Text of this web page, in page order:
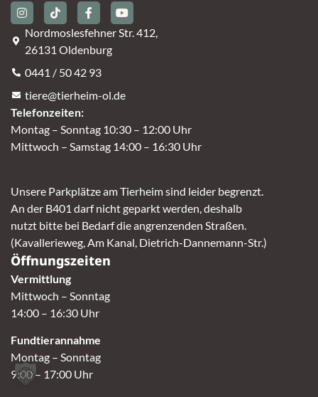
Nordmoslesfehner Str. 412,
26131 Oldenburg
0441 / 50 42 93
tiere@tierheim-ol.de
Telefonzeiten:
Montag – Sonntag 10:30 – 12:00 Uhr
Mittwoch – Samstag 14:00 – 16:30 Uhr
Unsere Parkplätze am Tierheim sind leider begrenzt.
An der B401 darf nicht geparkt werden, deshalb
nutzt bitte bei Bedarf die angrenzenden Straßen.
(Kavallerieweg, Am Kanal, Dietrich-Dannemann-Str.)
Öffnungszeiten
Vermittlung
Mittwoch – Sonntag
14:00 – 16:30 Uhr
Fundtierannahme
Montag – Sonntag
9:00 – 17:00 Uhr